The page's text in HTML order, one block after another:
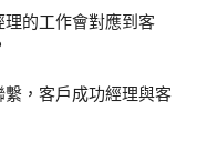
的工作會對應到客
，客戶成功經理與客